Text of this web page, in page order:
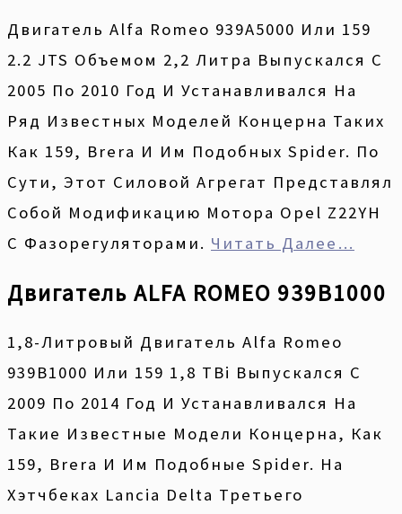
Двигатель Alfa Romeo 939A5000 Или 159
2.2 JTS Объемом 2,2 Литра Выпускался С
2005 По 2010 Год И Устанавливался На
Ряд Известных Моделей Концерна Таких
Как 159, Brera И Им Подобных Spider. По
Сути, Этот Силовой Агрегат Представлял
Собой Модификацию Мотора Opel Z22YH
С Фазорегуляторами. Читать Далее…
Двигатель ALFA ROMEO 939B1000
1,8-Литровый Двигатель Alfa Romeo
939B1000 Или 159 1,8 TBi Выпускался С
2009 По 2014 Год И Устанавливался На
Такие Известные Модели Концерна, Как
159, Brera И Им Подобные Spider. На
Хэтчбеках Lancia Delta Третьего